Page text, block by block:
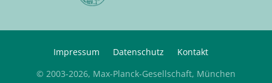
Impressum Datenschutz
Kontakt
© 2003-2026, Max-Planck-Gesellschaft, München